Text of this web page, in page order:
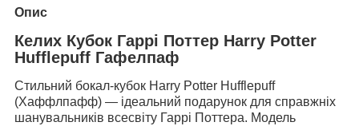
Опис
Келих Кубок Гаррі Поттер Harry Potter
Hufflepuff Гафелпаф
Стильний бокал-кубок Harry Potter Hufflepuff
(Хаффлпафф) — ідеальний подарунок для справжніх
шанувальників всесвіту Гаррі Поттера. Модель